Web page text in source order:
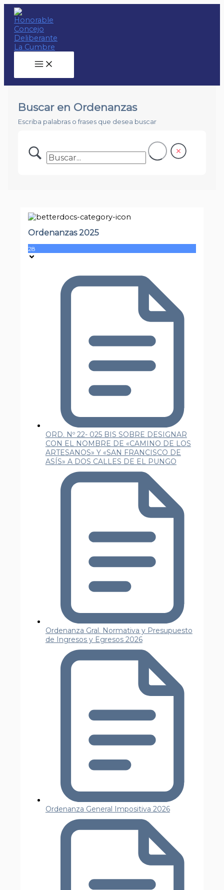
Ir
contenido
Main
Buscar en Ordenanzas
Escriba palabras o frases que desea buscar
Ordenanzas 2025
28
ORD. Nº 22- 025 BIS SOBRE DESIGNAR
CON EL NOMBRE DE «CAMINO DE LOS
ARTESANOS» Y «SAN FRANCISCO DE
ASÍS» A DOS CALLES DE EL PUNGO
Ordenanza Gral. Normativa y Presupuesto
de Ingresos y Egresos 2026
Ordenanza General Impositiva 2026